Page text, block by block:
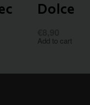
Dolce
Add to cart